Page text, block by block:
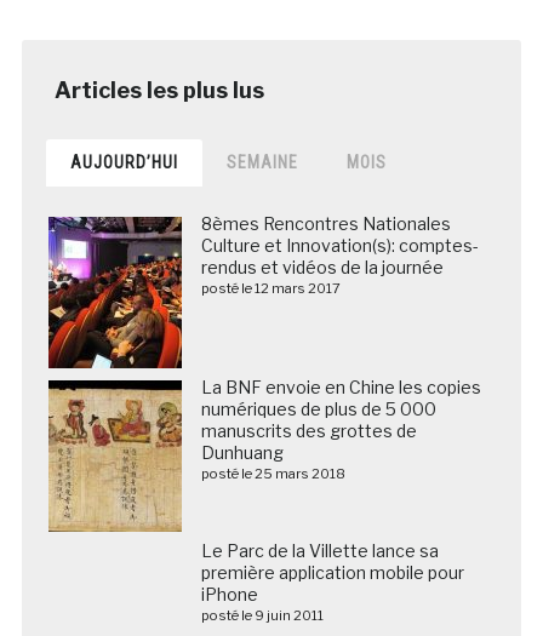
AUJOURD’HUI SEMAINE MOIS
8èmes Rencontres Nationales
Culture et Innovation(s): comptes-
rendus et vidéos de la journée
posté le 12 mars 2017
La BNF envoie en Chine les copies
numériques de plus de 5 000
manuscrits des grottes de
Dunhuang
posté le 25 mars 2018
Le Parc de la Villette lance sa
première application mobile pour
iPhone
posté le 9 juin 2011